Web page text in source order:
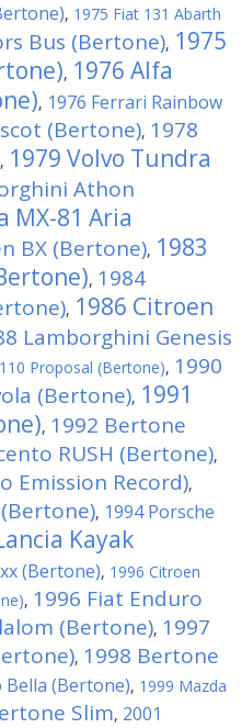
, 1975 Fiat 131 Abarth
Bus (Bertone), 1975
, 1976 Alfa
, 1976 Ferrari Rainbow
(Bertone), 1978
, 1979 Volvo Tundra
Athon
MX-81 Aria
BX (Bertone), 1983
, 1984
, 1986 Citroen
Lamborghini Genesis
Proposal (Bertone), 1990
(Bertone), 1991
, 1992 Bertone
RUSH (Bertone),
Emission Record),
, 1994 Porsche
Kayak
(Bertone), 1996 Citroen
, 1996 Fiat Enduro
(Bertone), 1997
, 1998 Bertone
Bella (Bertone), 1999 Mazda
Slim, 2001